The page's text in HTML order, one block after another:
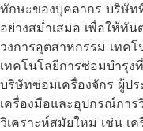
ทักษะของบุคลากร บริษั
อย่างสม่ำเสมอ เพื่อให้ทั
วงการอุตสาหกรรม เทค
เทคโนโลยีการซ่อมบำรุง
บริษัทซ่อมเครื่องจักร ผู้ป
เครื่องมือและอุปกรณ์กา
วิเคราะห์สมัยใหม่ เช่น เ